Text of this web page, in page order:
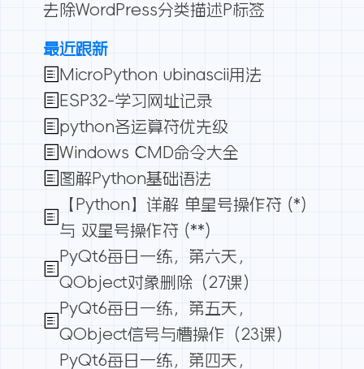
去除WordPress分类描述P标签
最近跟新
MicroPython ubinascii用法
ESP32-学习网址记录
python各运算符优先级
Windows CMD命令大全
图解Python基础语法
【Python】详解 单星号操作符 (*)
与 双星号操作符 (**)
PyQt6每日一练，第六天，
QObject对象删除（27课）
PyQt6每日一练，第五天，
QObject信号与槽操作（23课）
PyQt6每日一练，第四天，